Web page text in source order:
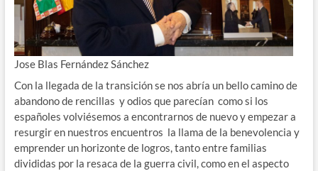
Jose Blas Fernández Sánchez
Con la llegada de la transición se nos abría un bello camino de
abandono de rencillas y odios que parecían como si los
españoles volviésemos a encontrarnos de nuevo y empezar a
resurgir en nuestros encuentros la llama de la benevolencia y
emprender un horizonte de logros, tanto entre familias
divididas por la resaca de la guerra civil, como en el aspecto